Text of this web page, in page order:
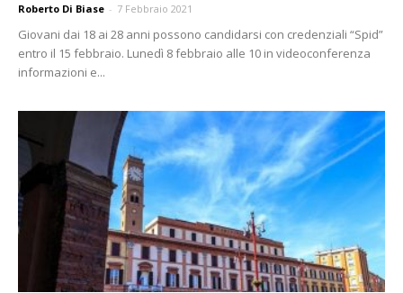
Roberto Di Biase - 7 Febbraio 2021
Giovani dai 18 ai 28 anni possono candidarsi con credenziali “Spid”
entro il 15 febbraio. Lunedì 8 febbraio alle 10 in videoconferenza
informazioni e...